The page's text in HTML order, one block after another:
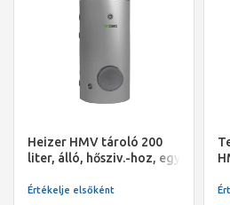
Heizer HMV tároló 200
liter, álló, hősziv.-hoz, egy
fix szig., O580/1346 mm,
Értékelje elsőként